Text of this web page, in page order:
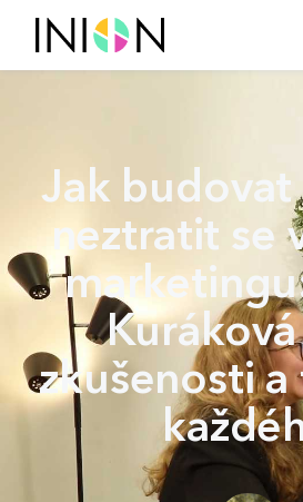
Jak budovat
neztratit se
zkušenosti